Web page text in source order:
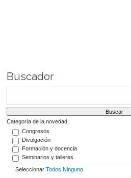
Buscador
Categoría de la novedad:
Congresos
Divulgación
Formación y docencia
Seminarios y talleres
Seleccionar Todos Ninguno